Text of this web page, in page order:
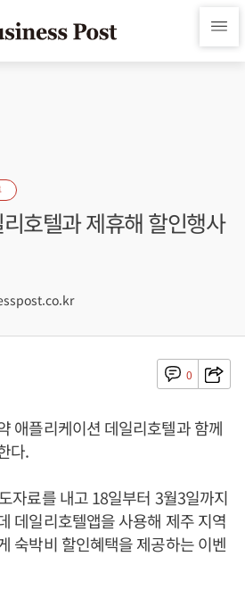
호텔과 제휴해 할인행사
0
애플리케이션 데일리호텔과 함께
다.
자료를 내고 18일부터 3월3일까지
데일리호텔앱을 사용해 제주 지역
숙박비 할인혜택을 제공하는 이벤